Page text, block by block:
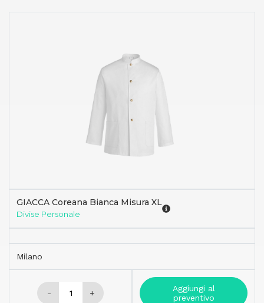
GIACCA Coreana Bianca Misura XL
Divise Personale
Milano
- +
Aggiungi al
preventivo